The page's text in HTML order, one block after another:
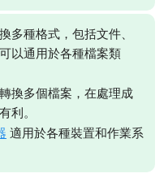
多種格式，包括文件、
以通用於各種檔案類
換多個檔案，在處理成
利。
適用於各種裝置和作業系